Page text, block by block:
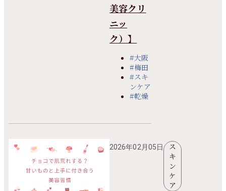
美容クリ
ニッ
ク）】
#大阪
#梅田
#スキ
ンケア
#乾燥
2026年02月05日
ス
キ
ン
ケ
ア